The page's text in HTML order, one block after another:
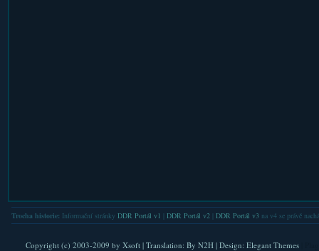
Trocha historie: Informační stránky DDR Portál v1 DDR Portál v2| DDR Portál v3na v4 se právě
Copyright (c) 2003-2009 by Xsoft| Translation: By N2H| Design: Elegant Themes